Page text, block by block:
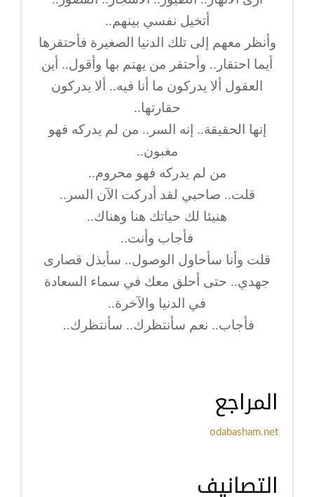
أتخيل نفسي بينهم..
وأنظر معهم إلى تلك الدنيا الصغيرة فأحتقرها
أيما احتقار.. وأحتقر من يهتم بها وأقول.. أين
العقول ألا يدركون ما أنا فيه.. ألا يدركون
حقارتها..
إنها الحقيقة.. إنه السر.. من لم يدركه فهو
مغبون..
من لم يدركه فهو محروم..
قلت.. صاحبي لقد أدركت الآن السر..
هنيئا لك حياتك هنا وهناك..
فأجاب وأنت..
قلت وأنا سأحاول الوصول.. سأبذل قصارى
جهدي.. حتى أحلق معك في سماء السعادة
في الدنيا والآخرة..
فأجاب.. نعم سأنتظرك.. سأنتظرك..
المراجع
odabasham.net
التصانيف